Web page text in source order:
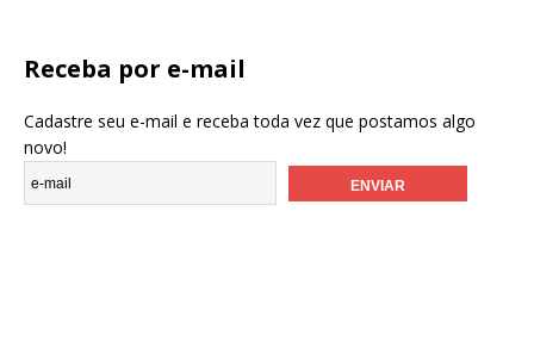
Receba por e-mail
Cadastre seu e-mail e receba toda vez que postamos algo
novo!